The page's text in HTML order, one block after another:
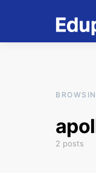
2 posts